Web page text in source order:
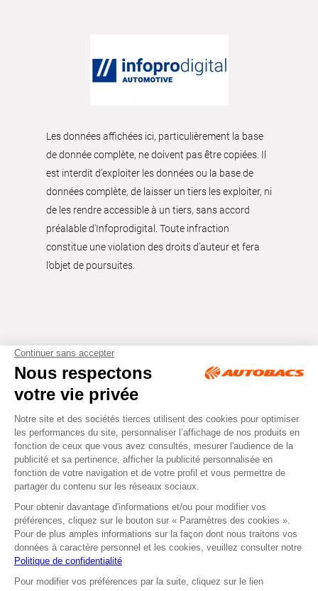
Les données affichées ici, particulièrement la base
de donnée complète, ne doivent pas être copiées. Il
est interdit d’exploiter les données ou la base de
données complète, de laisser un tiers les exploiter, ni
de les rendre accessible à un tiers, sans accord
préalable d'Infoprodigital. Toute infraction
constitue une violation des droits d’auteur et fera
l’objet de poursuites.
Tous droits réservés © Autobacs
Mentions légales RGPD
Cookies CGV
Facebook Instagram